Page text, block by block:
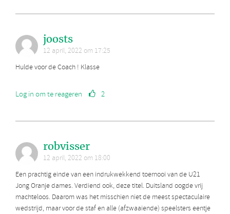
joosts
12 april, 2022 om 17:25
Hulde voor de Coach ! Klasse
Log in om te reageren 2
robvisser
12 april, 2022 om 18:00
Een prachtig einde van een indrukwekkend toernooi van de U21
Jong Oranje dames. Verdiend ook, deze titel. Duitsland oogde vrij
machteloos. Daarom was het misschien niet de meest spectaculaire
wedstrijd, maar voor de staf en alle (afzwaaiende) speelsters eentje